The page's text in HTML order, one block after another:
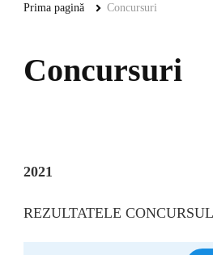
Prima pagină Concursuri
Concursuri
2021
REZULTATELE